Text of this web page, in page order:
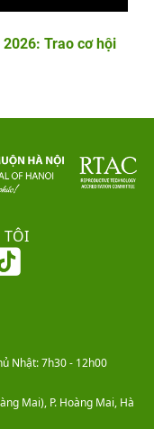
2026: Trao cơ hội
TÔI
Nhật: 7h30 - 12h00
Mai), P. Hoàng Mai, Hà